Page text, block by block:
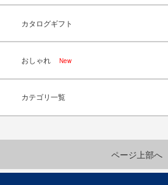
カタログギフト
おしゃれ New
カテゴリ一覧
ページ上部へ